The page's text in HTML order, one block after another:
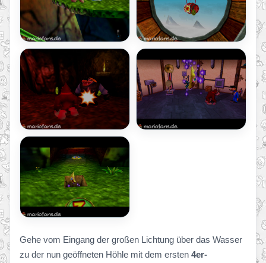
Gehe vom Eingang der großen Lichtung über das Wasser
zu der nun geöffneten Höhle mit dem ersten 4er-